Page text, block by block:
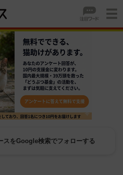
スをGoogle検索でフォローする